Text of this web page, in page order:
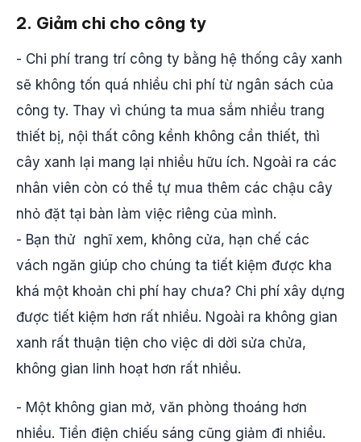
2. Giảm chi cho công ty
- Chi phí trang trí công ty bằng hệ thống cây xanh
sẽ không tốn quá nhiều chi phí từ ngân sách của
công ty. Thay vì chúng ta mua sắm nhiều trang
thiết bị, nội thất công kềnh không cần thiết, thì
cây xanh lại mang lại nhiều hữu ích. Ngoài ra các
nhân viên còn có thể tự mua thêm các chậu cây
nhỏ đặt tại bàn làm việc riêng của mình.
- Bạn thử nghĩ xem, không cửa, hạn chế các
vách ngăn giúp cho chúng ta tiết kiệm được kha
khá một khoản chi phí hay chưa? Chi phí xây dựng
được tiết kiệm hơn rất nhiều. Ngoài ra không gian
xanh rất thuận tiện cho việc di dời sửa chửa,
không gian linh hoạt hơn rất nhiều.
- Một không gian mở, văn phòng thoáng hơn
nhiều. Tiền điện chiếu sáng cũng giảm đi nhiều.